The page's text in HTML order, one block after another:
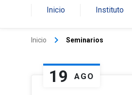
Inicio Instituto
Inicio keyboard_arrow_right Seminarios
19 AGO